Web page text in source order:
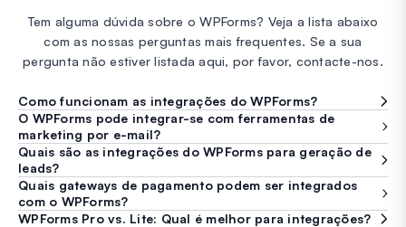
Tem alguma dúvida sobre o WPForms? Veja a lista abaixo
com as nossas perguntas mais frequentes. Se a sua
pergunta não estiver listada aqui, por favor, contacte-nos.
Como funcionam as integrações do WPForms?
O WPForms pode integrar-se com ferramentas de
marketing por e-mail?
Quais são as integrações do WPForms para geração de
leads?
Quais gateways de pagamento podem ser integrados
com o WPForms?
WPForms Pro vs. Lite: Qual é melhor para integrações?